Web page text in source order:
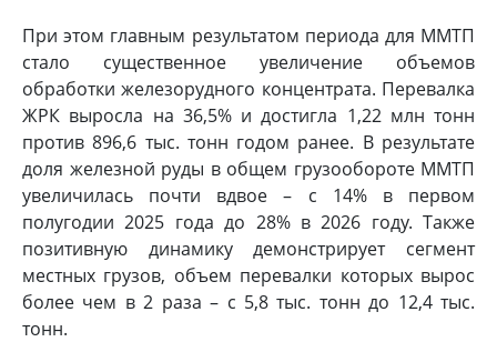
При этом главным результатом периода для ММТП
стало существенное увеличение объемов
обработки железорудного концентрата. Перевалка
ЖРК выросла на 36,5% и достигла 1,22 млн тонн
против 896,6 тыс. тонн годом ранее. В результате
доля железной руды в общем грузообороте ММТП
увеличилась почти вдвое – с 14% в первом
полугодии 2025 года до 28% в 2026 году. Также
позитивную динамику демонстрирует сегмент
местных грузов, объем перевалки которых вырос
более чем в 2 раза – с 5,8 тыс. тонн до 12,4 тыс.
тонн.